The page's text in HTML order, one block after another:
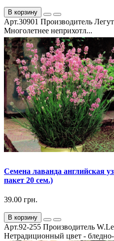
В корзину
Арт.30901 Производитель
Многолетнее неприхотл...
Семена лаванда английская
пакет 20 сем.)
39.00 грн.
В корзину
Арт.92-255 Производитель
Нетрадиционный цвет -